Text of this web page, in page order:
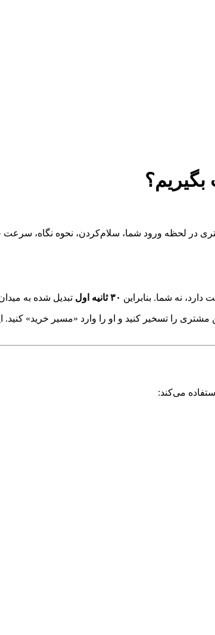
در لحظه‌ ورود شما، سلام‌کردن‌، نحوه نگاه،
نه شما. بنابراین ۳۰ ثانیه اول تبدیل شده به
را تسخیر کنید و او را وارد «مسیر خرید» کنید.
می‌کند: